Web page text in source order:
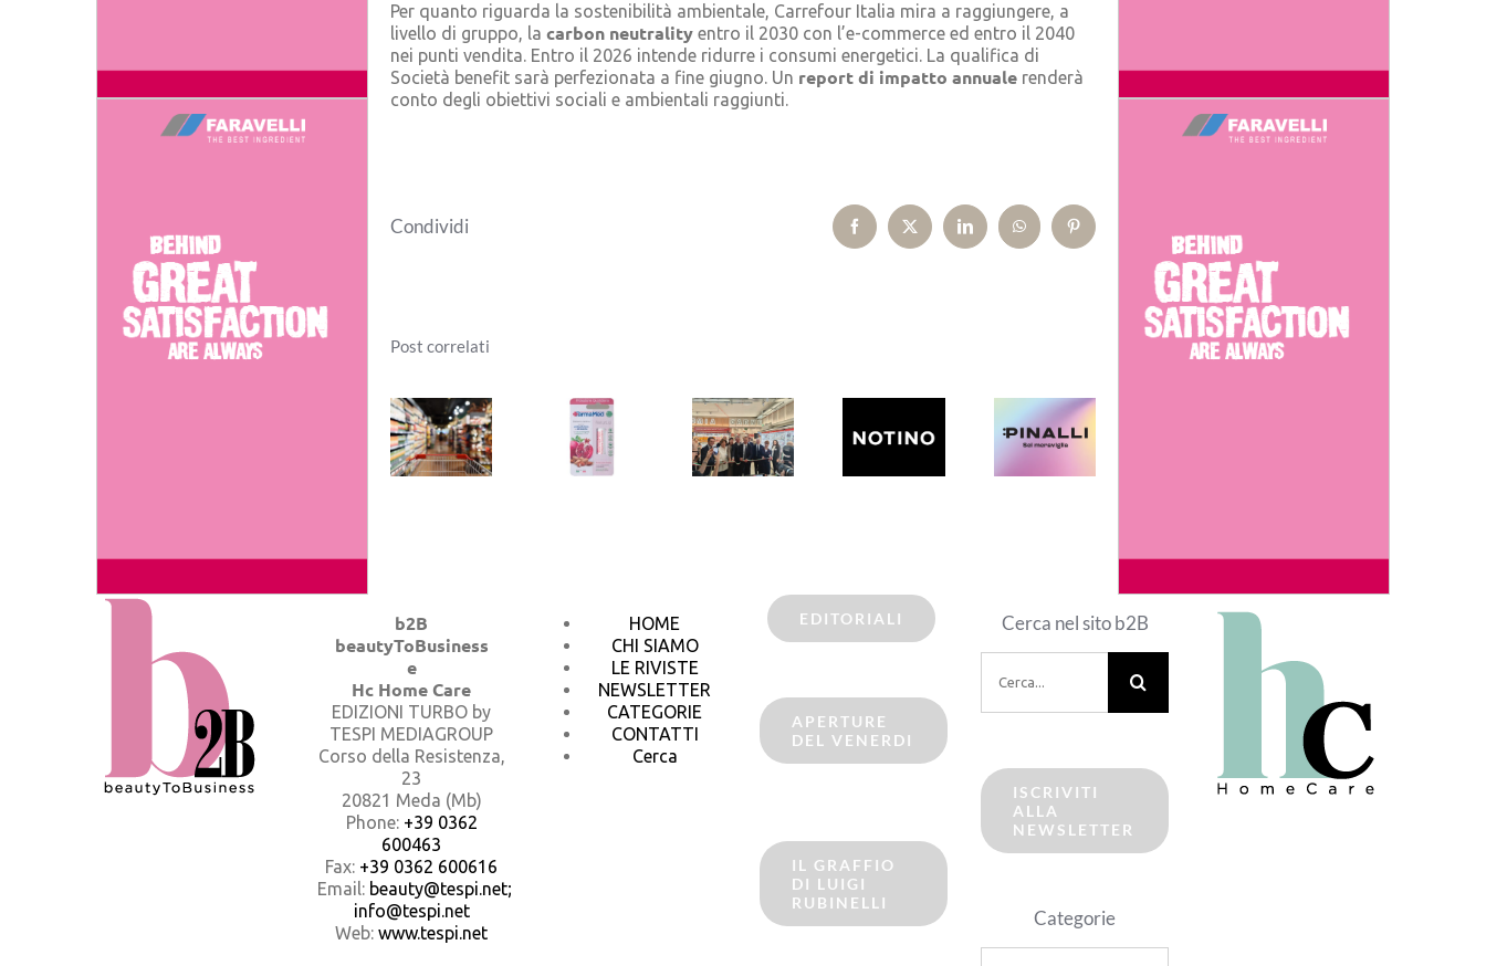
Per quanto riguarda la sostenibilità ambientale, Carrefour Italia mira a raggiungere, a
livello di gruppo, la carbon neutralityentro il 2030 con l’e-commerce ed entro il 2040
nei punti vendita. Entro il 2026 intende ridurre i consumi energetici. La qualifica di
Società benefit sarà perfezionata a fine giugno. Un report di impatto annualerenderà
conto degli obiettivi sociali e ambientali raggiunti.
Condividi FacebookX LinkedInWhatsAppPinterest
Post correlati
mercato
manca
tutto
quello
che non
esporta
la linea
Farma
“La
guerra
dei
prezzi
non fa
miliardi
accelera
Borletti
valuta
di Pinalli
b2B
beautyToBusiness
e
Hc Home Care
EDIZIONI TURBO by
TESPI MEDIAGROUP
Corso della Resistenza,
23
20821 Meda (Mb)
Phone: +39 0362
600463
Fax: +39 0362 600616
Email: beauty@tespi.net;
info@tespi.net
Web: www.tespi.net
HOME
CHI SIAMO
LE RIVISTE
NEWSLETTER
CATEGORIE
CONTATTI
Cerca
EDITORIALI
APERTURE
DEL VENERDI
IL GRAFFIO
DI LUIGI
RUBINELLI
Cerca nel sito b2B
per:
ISCRIVITI
ALLA
NEWSLETTER
Categorie